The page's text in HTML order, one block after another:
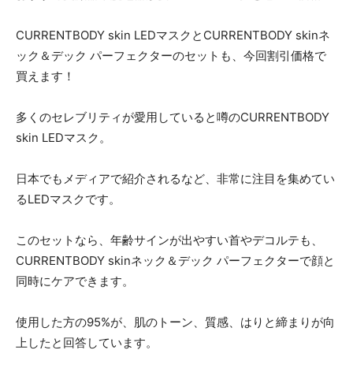
CURRENTBODY skin LEDマスクとCURRENTBODY skinネ
ック＆デック パーフェクターのセットも、今回割引価格で
買えます！
多くのセレブリティが愛用していると噂のCURRENTBODY
skin LEDマスク。
日本でもメディアで紹介されるなど、非常に注目を集めてい
るLEDマスクです。
このセットなら、年齢サインが出やすい首やデコルテも、
CURRENTBODY skinネック＆デック パーフェクターで顔と
同時にケアできます。
使用した方の95%が、肌のトーン、質感、はりと締まりが向
上したと回答しています。